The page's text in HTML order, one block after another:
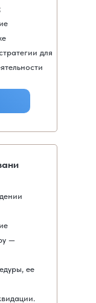
для
—
ее